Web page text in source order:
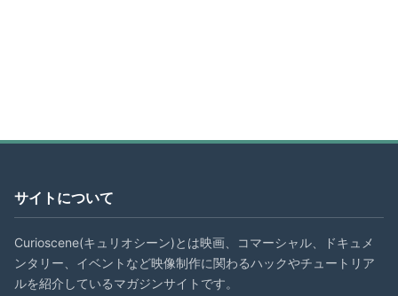
サイトについて
Curioscene(キュリオシーン)とは映画、コマーシャル、ドキュメ
ンタリー、イベントなど映像制作に関わるハックやチュートリア
ルを紹介しているマガジンサイトです。